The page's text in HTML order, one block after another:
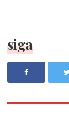
siga